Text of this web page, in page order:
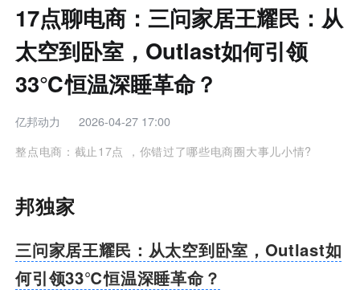
17点聊电商：三问家居王耀民：从
太空到卧室，Outlast如何引领
33℃恒温深睡革命？
亿邦动力
2026-04-27 17:00
整点电商：截止17点 ，你错过了哪些电商圈大事儿小情?
邦独家
三问家居王耀民：从太空到卧室，Outlast如
何引领33℃恒温深睡革命？